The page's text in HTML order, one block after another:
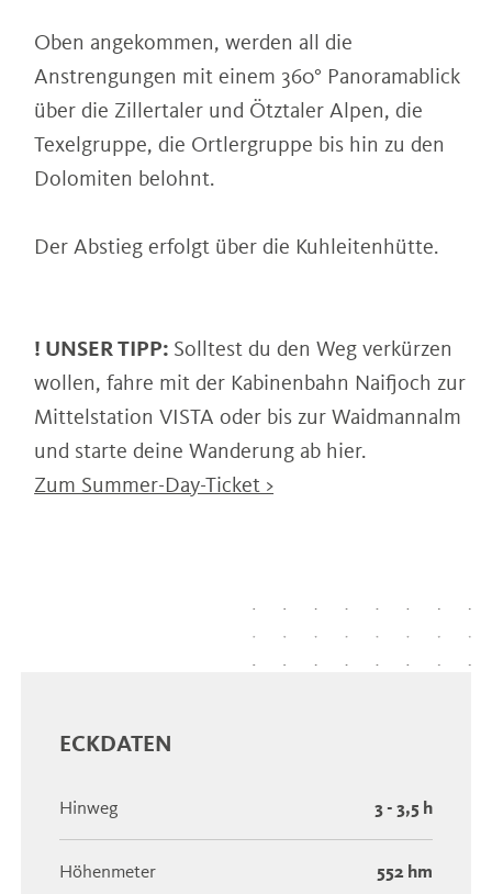
Oben angekommen, werden all die
Anstrengungen mit einem 360° Panoramablick
über die Zillertaler und Ötztaler Alpen, die
Texelgruppe, die Ortlergruppe bis hin zu den
Dolomiten belohnt.
Der Abstieg erfolgt über die Kuhleitenhütte.
! UNSER TIPP: Solltest du den Weg verkürzen
wollen, fahre mit der Kabinenbahn Naifjoch zur
Mittelstation VISTA oder bis zur Waidmannalm
und starte deine Wanderung ab hier.
Zum Summer-Day-Ticket >
ECKDATEN
Hinweg 3 - 3,5 h
Höhenmeter 552 hm